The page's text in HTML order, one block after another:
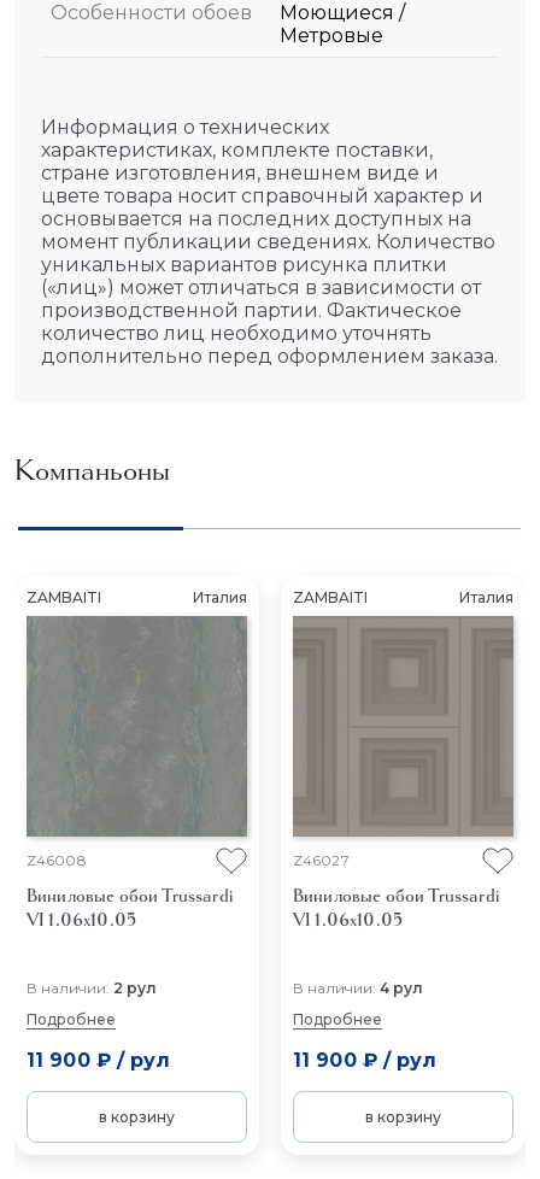
Особенности обоев
Моющиеся /
Метровые
Информация о технических
характеристиках, комплекте поставки,
стране изготовления, внешнем виде и
цвете товара носит справочный характер и
основывается на последних доступных на
момент публикации сведениях. Количество
уникальных вариантов рисунка плитки
(«лиц») может отличаться в зависимости от
производственной партии. Фактическое
количество лиц необходимо уточнять
дополнительно перед оформлением заказа.
Компаньоны
ZAMBAITI Италия
Z46008
Виниловые обои Trussardi
VI 1.06x10.05
В наличии: 2 рул
Подробнее
11 900 ₽/ рул
в корзину
ZAMBAITI Италия
Z46027
Виниловые обои Trussardi
VI 1.06x10.05
В наличии: 4 рул
Подробнее
11 900 ₽/ рул
в корзину